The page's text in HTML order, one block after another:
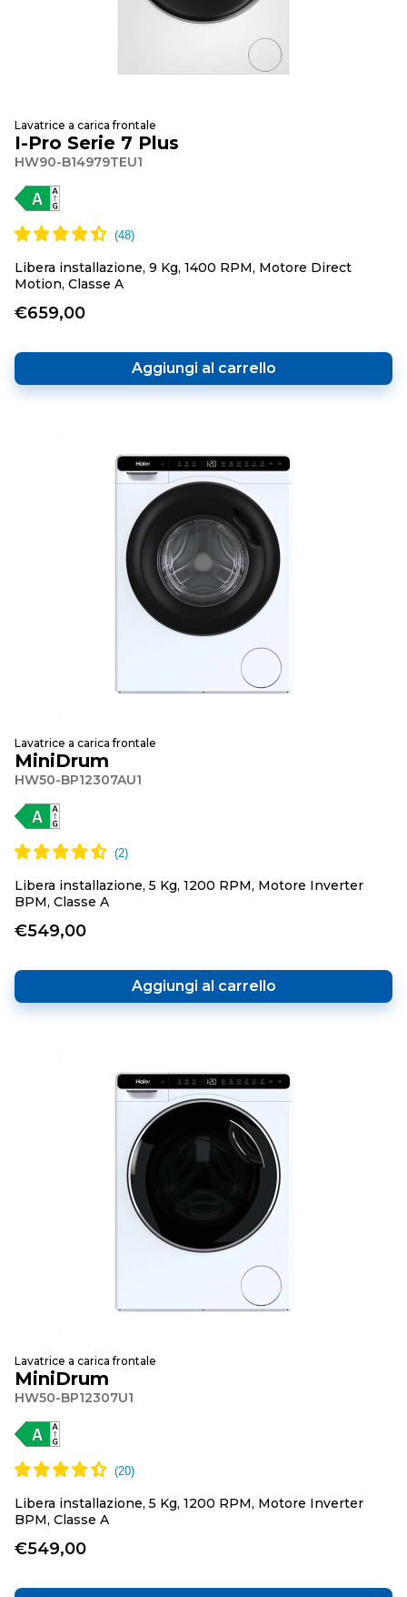
Lavatrice a carica frontale
I-Pro Serie 7 Plus
HW90-B14979TEU1
Libera installazione, 9 Kg, 1400 RPM, Motore Direct
Motion, Classe A
€659,00
Aggiungi al carrello
Lavatrice a carica frontale
MiniDrum
HW50-BP12307AU1
Libera installazione, 5 Kg, 1200 RPM, Motore Inverter
BPM, Classe A
€549,00
Aggiungi al carrello
Lavatrice a carica frontale
MiniDrum
HW50-BP12307U1
Libera installazione, 5 Kg, 1200 RPM, Motore Inverter
BPM, Classe A
€549,00